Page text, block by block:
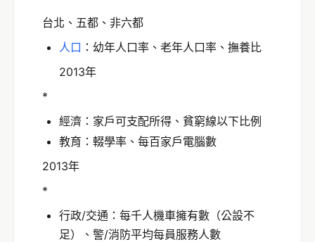
台北、五都、非六都
人口 ：幼年人口率、老年人口率、撫養比
2013年
*
經濟：家戶可支配所得、貧窮線以下比例
教育：輟學率、每百家戶電腦數
2013年
*
行政/交通：每千人機車擁有數（公設不
足）、警/消防平均每員服務人數